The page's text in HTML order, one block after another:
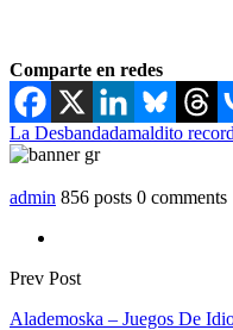
Comparte en redes
La Desbandadamaldito
admin 856 posts 0 comments
Prev Post
Alademoska – Juegos De